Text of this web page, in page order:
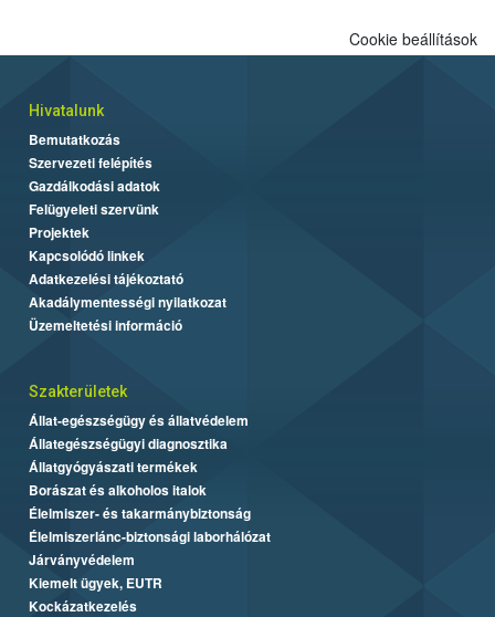
Cookie beállítások
Hivatalunk
Bemutatkozás
Szervezeti felépítés
Gazdálkodási adatok
Felügyeleti szervünk
Projektek
Kapcsolódó linkek
Adatkezelési tájékoztató
Akadálymentességi nyilatkozat
Üzemeltetési információ
Szakterületek
Állat-egészségügy és állatvédelem
Állategészségügyi diagnosztika
Állatgyógyászati termékek
Borászat és alkoholos italok
Élelmiszer- és takarmánybiztonság
Élelmiszerlánc-biztonsági laborhálózat
Járványvédelem
Kiemelt ügyek, EUTR
Kockázatkezelés